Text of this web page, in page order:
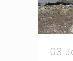
03